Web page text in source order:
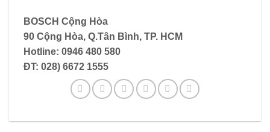
BOSCH Cộng Hòa
90 Cộng Hòa, Q.Tân Bình, TP. HCM
Hotline: 0946 480 580
ĐT: 028) 6672 1555